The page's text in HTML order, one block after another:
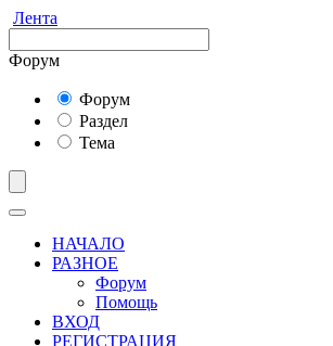
Лента
Форум
Форум
Раздел
Тема
НАЧАЛО
РАЗНОЕ
Форум
Помощь
ВХОД
РЕГИСТРАЦИЯ